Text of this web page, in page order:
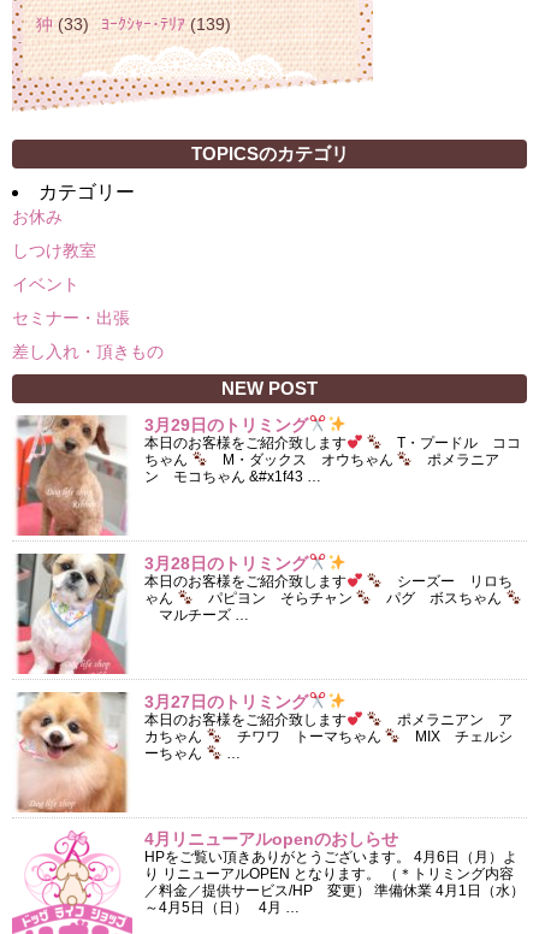
狆(33) ﾖｰｸｼｬｰ･ﾃﾘｱ(139)
TOPICSのカテゴリ
カテゴリー
お休み
しつけ教室
イベント
セミナー・出張
差し入れ・頂きもの
NEW POST
3月29日のトリミング
本日のお客様をご紹介致します
T・プードル ココ
ちゃん
M・ダックス オウちゃん
ポメラニア
ン モコちゃん &#x1f43 …
3月28日のトリミング
本日のお客様をご紹介致します
シーズー リロち
ゃん
パピヨン そらチャン
パグ ボスちゃん
マルチーズ …
3月27日のトリミング
本日のお客様をご紹介致します
ポメラニアン ア
カちゃん
チワワ トーマちゃん
MIX チェルシ
ーちゃん
…
4月リニューアルopenのおしらせ
HPをご覧い頂きありがとうございます。 4月6日（月）よ
り リニューアルOPEN となります。 （＊トリミング内容
／料金／提供サービス/HP 変更） 準備休業 4月1日（水）
～4月5日（日） 4月 …